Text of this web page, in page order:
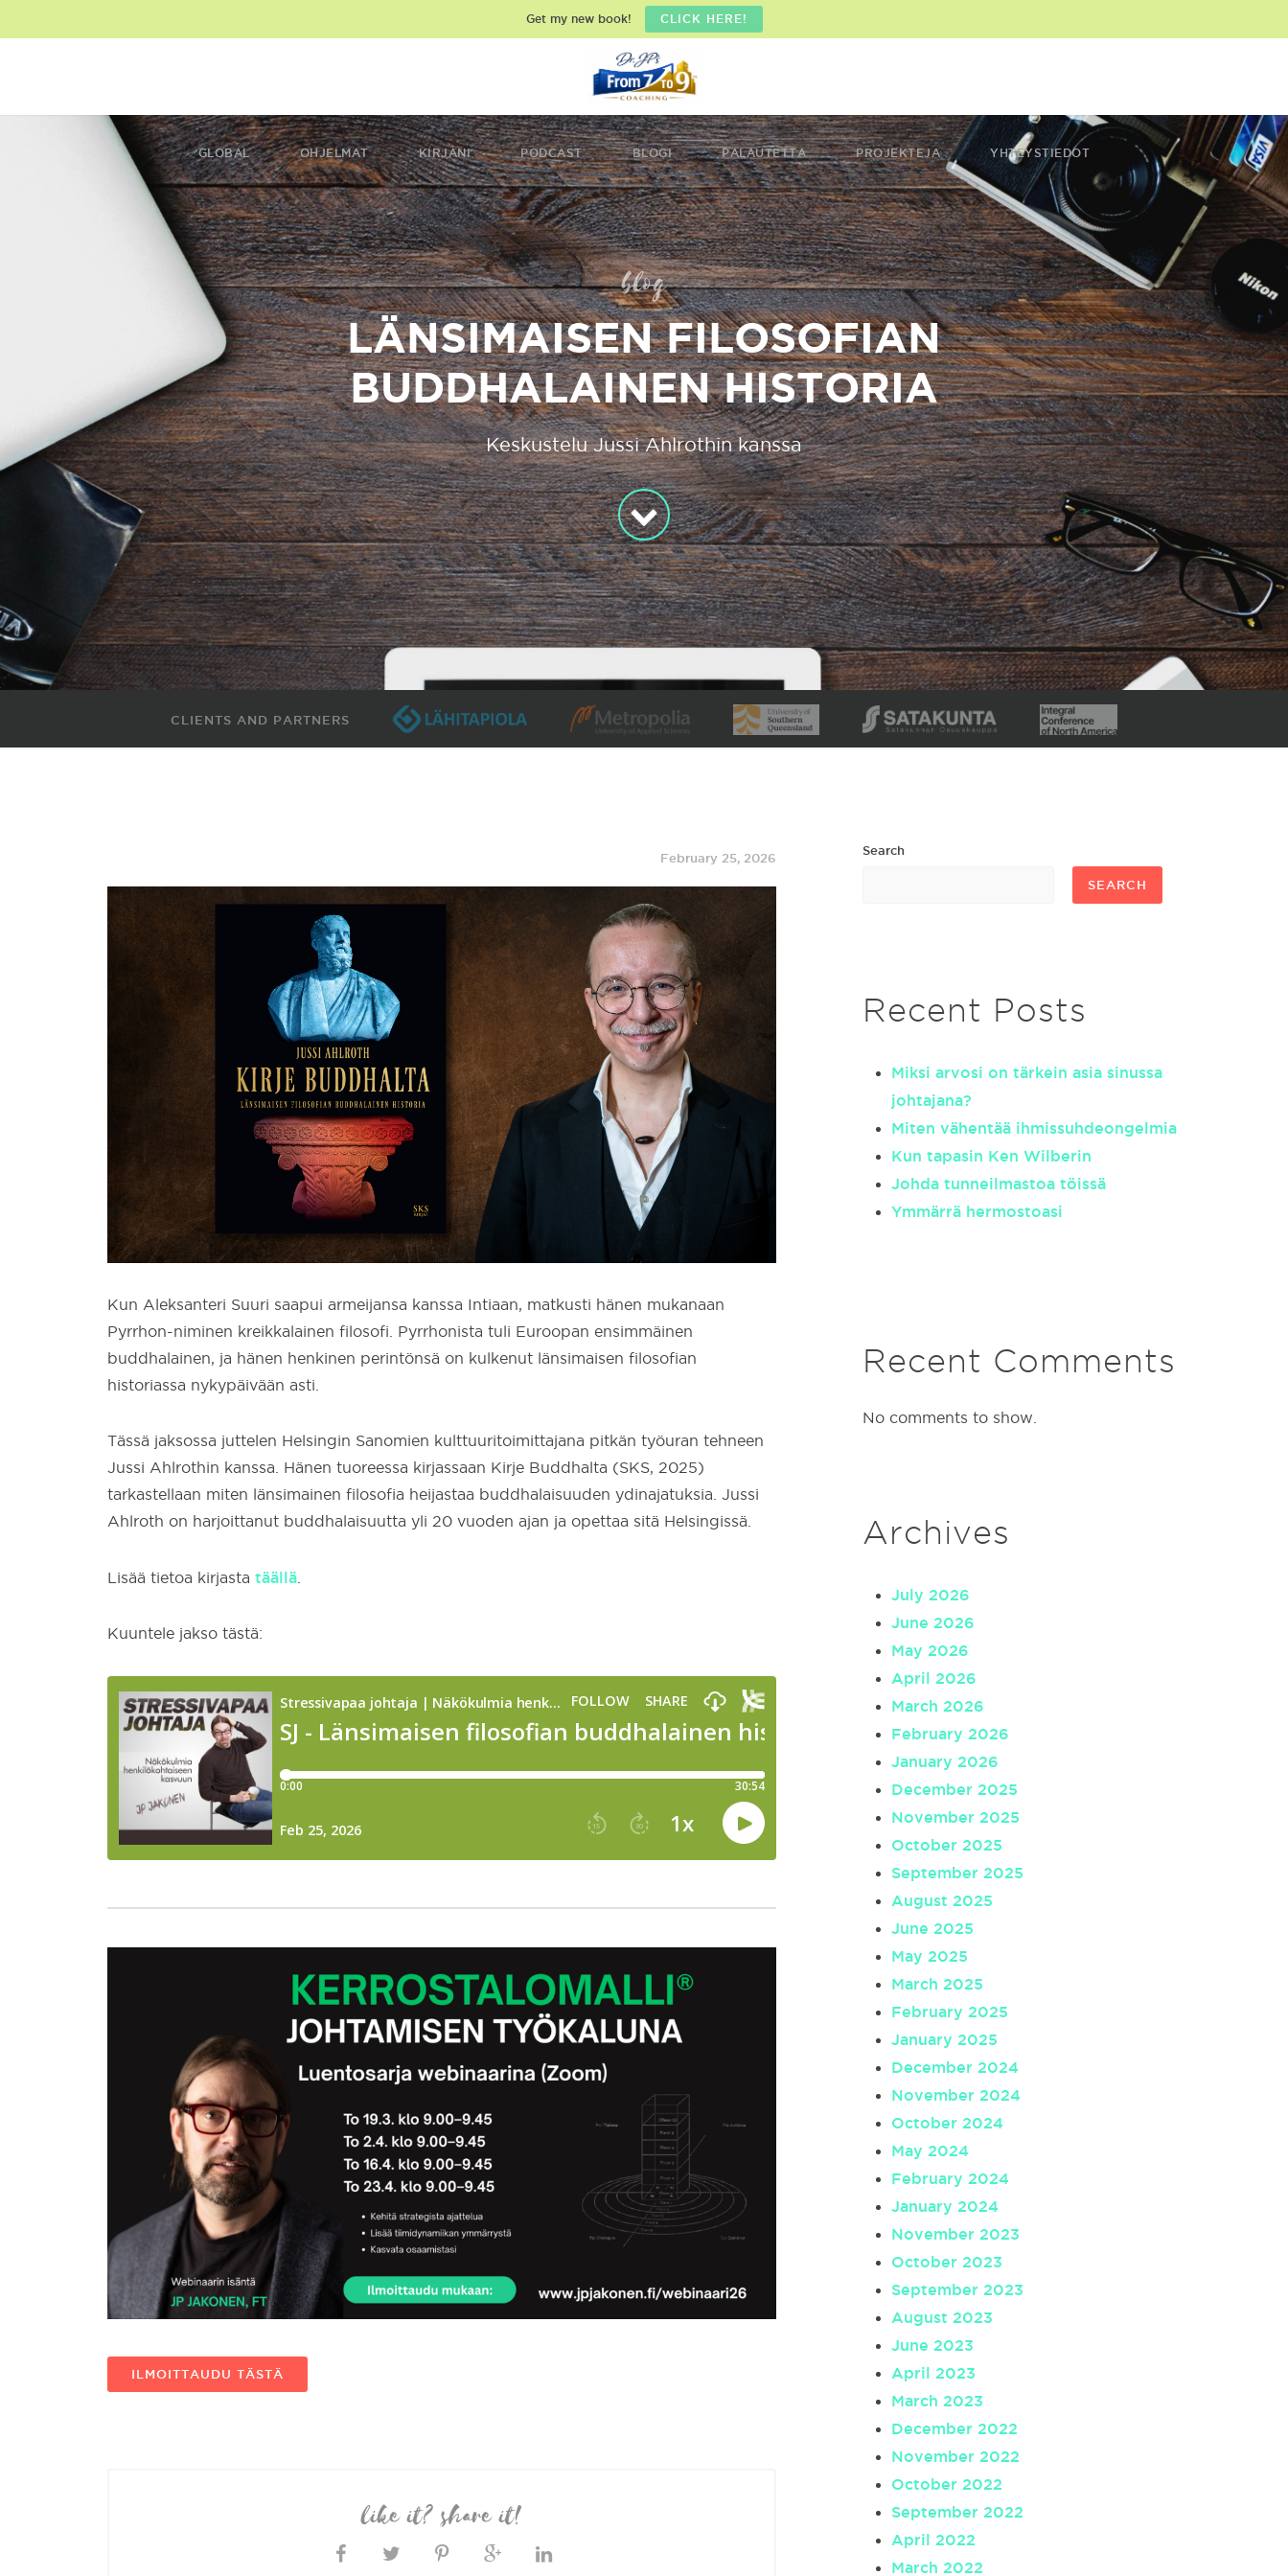
Get my new book! CLICK HERE!
GLOBAL OHJELMAT KIRJANI PODCAST BLOGI PALAUTETTA PROJEKTEJA YHTEYSTIEDOT
blog
LÄNSIMAISEN FILOSOFIAN
BUDDHALAINEN HISTORIA
Keskustelu Jussi Ahlrothin kanssa
CLIENTS AND PARTNERS
February 25, 2026
Kun Aleksanteri Suuri saapui armeijansa kanssa Intiaan, matkusti hänen mukanaan
Pyrrhon-niminen kreikkalainen filosofi. Pyrrhonista tuli Euroopan ensimmäinen
buddhalainen, ja hänen henkinen perintönsä on kulkenut länsimaisen filosofian
historiassa nykypäivään asti.
Tässä jaksossa juttelen Helsingin Sanomien kulttuuritoimittajana pitkän työuran tehneen
Jussi Ahlrothin kanssa. Hänen tuoreessa kirjassaan Kirje Buddhalta (SKS, 2025)
tarkastellaan miten länsimainen filosofia heijastaa buddhalaisuuden ydinajatuksia. Jussi
Ahlroth on harjoittanut buddhalaisuutta yli 20 vuoden ajan ja opettaa sitä Helsingissä.
Lisää tietoa kirjasta täällä
Kuuntele jakso tästä:
ILMOITTAUDU TÄSTÄ
like it? share it!
Search
SEARCH
Recent Posts
Miksi arvosi on tärkein asia sinussa
johtajana?
Miten vähentää ihmissuhdeongelmia
Kun tapasin Ken Wilberin
Johda tunneilmastoa töissä
Ymmärrä hermostoasi
Recent Comments
No comments to show.
Archives
July 2026
June 2026
May 2026
April 2026
March 2026
February 2026
January 2026
December 2025
November 2025
October 2025
September 2025
August 2025
June 2025
May 2025
March 2025
February 2025
January 2025
December 2024
November 2024
October 2024
May 2024
February 2024
January 2024
November 2023
October 2023
September 2023
August 2023
June 2023
April 2023
March 2023
December 2022
November 2022
October 2022
September 2022
April 2022
March 2022